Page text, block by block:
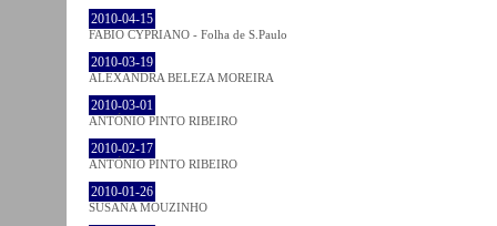
2010-04-15
FABIO CYPRIANO - Folha de S.Paulo
2010-03-19
ALEXANDRA BELEZA MOREIRA
2010-03-01
ANTÓNIO PINTO RIBEIRO
2010-02-17
ANTÓNIO PINTO RIBEIRO
2010-01-26
SUSANA MOUZINHO